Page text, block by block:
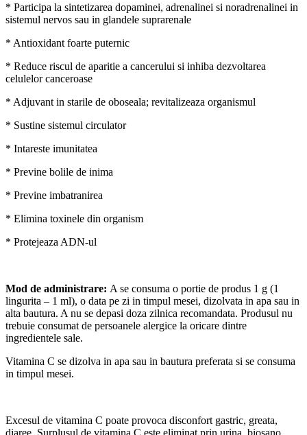
* Participa la sintetizarea dopaminei, adrenalinei si noradrenalinei in
sistemul nervos sau in glandele suprarenale
* Antioxidant foarte puternic
* Reduce riscul de aparitie a cancerului si inhiba dezvoltarea
celulelor canceroase
* Adjuvant in starile de oboseala; revitalizeaza organismul
* Sustine sistemul circulator
* Intareste imunitatea
* Previne bolile de inima
* Previne imbatranirea
* Elimina toxinele din organism
* Protejeaza ADN-ul
Mod de administrare: A se consuma o portie de produs 1 g (1
lingurita – 1 ml), o data pe zi in timpul mesei, dizolvata in apa sau in
alta bautura. A nu se depasi doza zilnica recomandata. Produsul nu
trebuie consumat de persoanele alergice la oricare dintre
ingredientele sale.
Vitamina C se dizolva in apa sau in bautura preferata si se consuma
in timpul mesei.
Excesul de vitamina C poate provoca disconfort gastric, greata,
diaree. Surplusul de vitamina C este eliminat prin urina. biosano